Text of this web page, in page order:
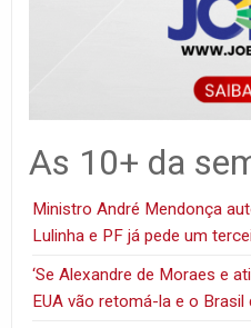
As 10+ da
Ministro André Mendonça
Lulinha e PF já pede um
‘Se Alexandre de Moraes e
EUA vão retomá-la e o Brasil